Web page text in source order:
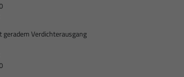
geradem Verdichterausgang